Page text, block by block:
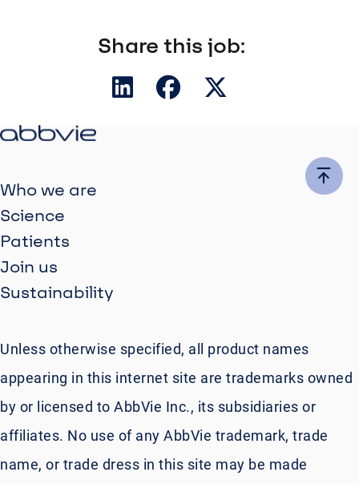
Share this job:
Who we are
Science
Patients
Join us
Sustainability
Unless otherwise specified, all product names
appearing in this internet site are trademarks owned
by or licensed to AbbVie Inc., its subsidiaries or
affiliates. No use of any AbbVie trademark, trade
name, or trade dress in this site may be made